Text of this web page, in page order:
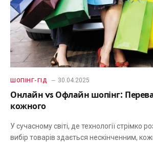
ШОПІНГ-ГІД 30.04.2025
Онлайн vs Офлайн шопінг:
кожного
У сучасному світі, де технології стрімко
вибір товарів здається нескінченним,